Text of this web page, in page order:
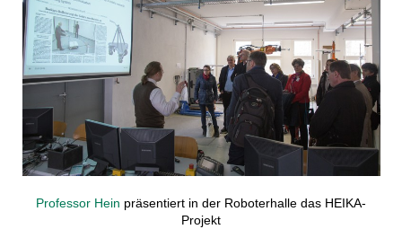
Professor Hein präsentiert in der Roboterhalle das HEIKA-
Projekt